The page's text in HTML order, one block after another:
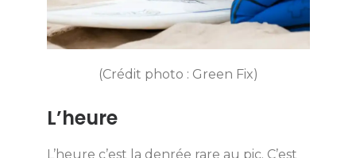
(Crédit photo : Green Fix)
L’heure
L’heure c’est la denrée rare au pic. C’est